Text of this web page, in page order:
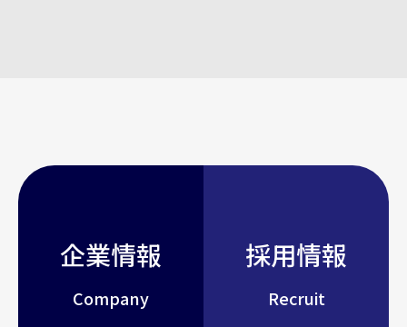
企業情報
Company
採用情報
Recruit